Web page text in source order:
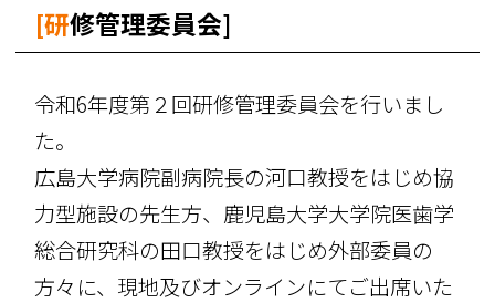
[研修管理委員会]
令和6年度第２回研修管理委員会を行いまし
た。
広島大学病院副病院長の河口教授をはじめ協
力型施設の先生方、鹿児島大学大学院医歯学
総合研究科の田口教授をはじめ外部委員の
方々に、現地及びオンラインにてご出席いた